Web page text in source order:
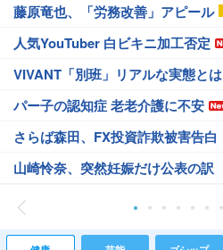
藤原竜也、「労務改善」アピール
人気YouTuber 白ビキニ加工否定
VIVANT「別班」リアルな実態とは
パー子の認知症 老老介護に不安
さらば森田、FX投資詐欺被害告白
山崎怜奈、突然妊娠だけ公表の訳